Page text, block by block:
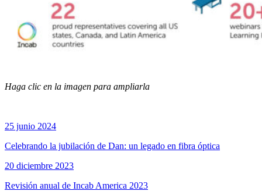
Haga clic en la imagen para ampliarla
25 junio 2024
Celebrando la jubilación de Dan: un legado en fibra óptica
20 diciembre 2023
Revisión anual de Incab America 2023